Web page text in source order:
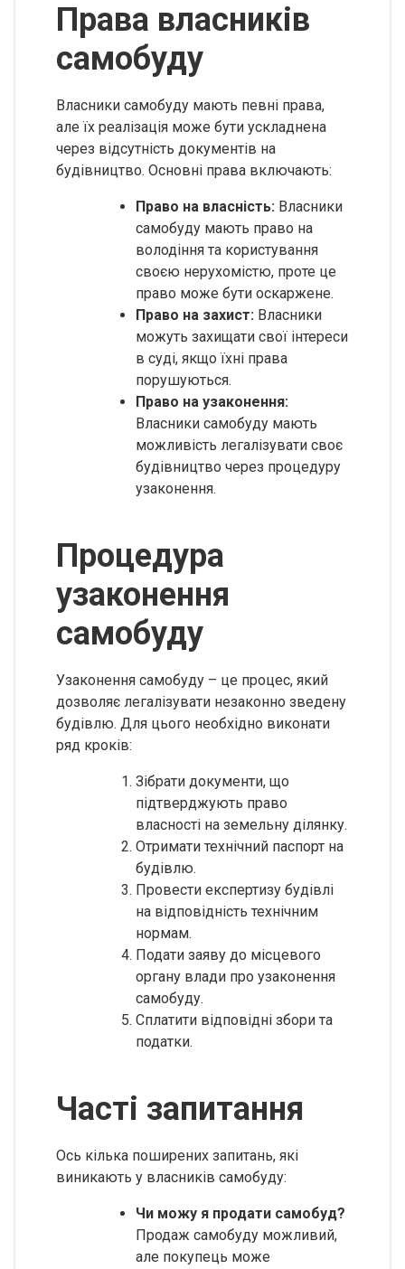
Права власників
самобуду
Власники самобуду мають певні права,
але їх реалізація може бути ускладнена
через відсутність документів на
будівництво. Основні права включають:
Право на власність: Власники
самобуду мають право на
володіння та користування
своєю нерухомістю, проте це
право може бути оскаржене.
Право на захист: Власники
можуть захищати свої інтереси
в суді, якщо їхні права
порушуються.
Право на узаконення:
Власники самобуду мають
можливість легалізувати своє
будівництво через процедуру
узаконення.
Процедура
узаконення
самобуду
Узаконення самобуду – це процес, який
дозволяє легалізувати незаконно зведену
будівлю. Для цього необхідно виконати
ряд кроків:
Зібрати документи, що
підтверджують право
власності на земельну ділянку.
Отримати технічний паспорт на
будівлю.
Провести експертизу будівлі
на відповідність технічним
нормам.
Подати заяву до місцевого
органу влади про узаконення
самобуду.
Сплатити відповідні збори та
податки.
Часті запитання
Ось кілька поширених запитань, які
виникають у власників самобуду:
Чи можу я продати самобуд?
Продаж самобуду можливий,
але покупець може